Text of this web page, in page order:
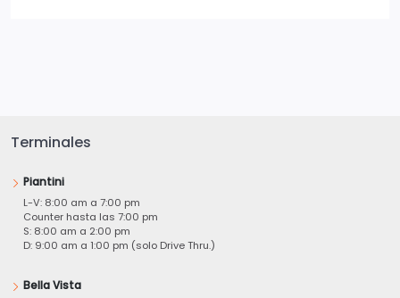
Terminales
Piantini
L-V: 8:00 am a 7:00 pm
Counter hasta las 7:00 pm
S: 8:00 am a 2:00 pm
D: 9:00 am a 1:00 pm (solo Drive Thru.)
Bella Vista